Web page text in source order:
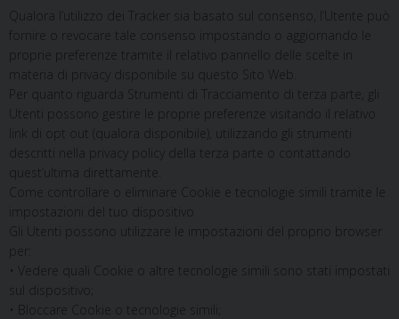
Qualora l’utilizzo dei Tracker sia basato sul consenso, l’Utente può
fornire o revocare tale consenso impostando o aggiornando le
proprie preferenze tramite il relativo pannello delle scelte in
materia di privacy disponibile su questo Sito Web.
Per quanto riguarda Strumenti di Tracciamento di terza parte, gli
Utenti possono gestire le proprie preferenze visitando il relativo
link di opt out (qualora disponibile), utilizzando gli strumenti
descritti nella privacy policy della terza parte o contattando
quest’ultima direttamente.
Come controllare o eliminare Cookie e tecnologie simili tramite le
impostazioni del tuo dispositivo
Gli Utenti possono utilizzare le impostazioni del proprio browser
per:
• Vedere quali Cookie o altre tecnologie simili sono stati impostati
sul dispositivo;
• Bloccare Cookie o tecnologie simili;